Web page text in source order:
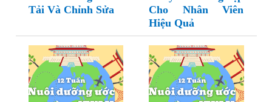
Tải Và Chỉnh Sửa
Cho Nhân Viên
Hiệu Quả